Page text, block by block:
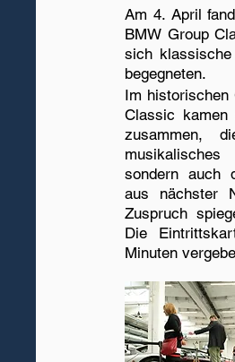
Am 4. April
BMW Group
sich
begegneten.
Im historischen
Classic kamen
zusammen,
sondern auch
aus nächster
Zuspruch
Die
Minuten